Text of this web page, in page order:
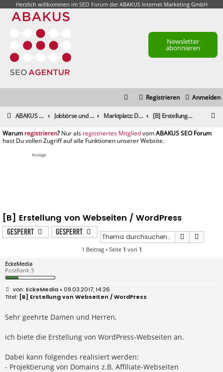
Herzlich willkommen im SEO Forumder ABAKUS Internet Marketing GmbH
Newsletter
abonnieren
Anmelden
Registrieren
ABAKUS Foren-Übersicht Jobbörse und Marktplatz Marktplatz: Dienstleistungen [B] Erstellung von Webseiten / WordPress
registrieren registriertes Mitglied
Anzeige
[B] Erstellung von Webseiten / WordPress
Gesperrt Gesperrt Suche
1 Beitrag • Seite 1 von 1
EckeMedia
PostRank 3
B
e
i
r
a
EckeMedia» 09.03.2017, 14:26
[B] Erstellung von Webseiten / WordPress
Sehr geehrte Damen und Herren,
ich biete die Erstellung von WordPress-Webseiten an.
Dabei kann folgendes realisiert werden:
- Projektierung von Domains z.B. Affiliate-Webseiten